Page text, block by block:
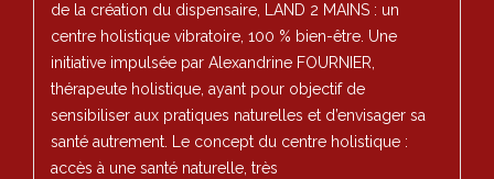
de la création du dispensaire, LAND 2 MAINS : un
centre holistique vibratoire, 100 % bien-être. Une
initiative impulsée par Alexandrine FOURNIER,
thérapeute holistique, ayant pour objectif de
sensibiliser aux pratiques naturelles et d’envisager sa
santé autrement. Le concept du centre holistique :
accès à une santé naturelle, très